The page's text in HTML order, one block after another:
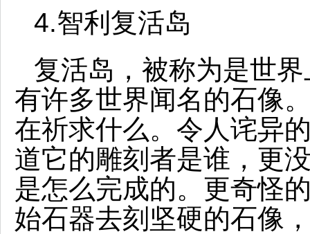
4.智利复活岛
复活岛，被称为是世
有许多世界闻名的石像
在祈求什么。令人诧异
道它的雕刻者是谁，更
是怎么完成的。更奇怪
始石器去刻坚硬的石像